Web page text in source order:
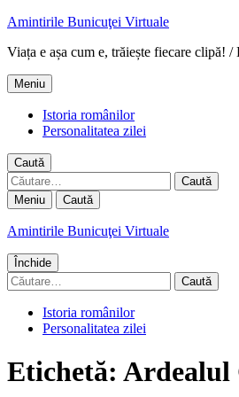
Amintirile Bunicuţei Virtuale
Viața e așa cum e, trăiește fiecare clipă!
Meniu
Istoria românilor
Personalitatea zilei
Caută
Caută
după:
Meniu Caută
Amintirile Bunicuţei Virtuale
Închide
Caută
după:
Istoria românilor
Personalitatea zilei
Etichetă: Ardealul